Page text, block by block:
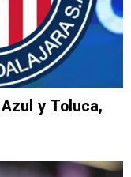
y Toluca,